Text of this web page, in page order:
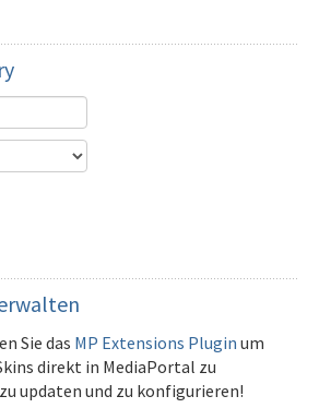
Sie das MP Extensions Plugin um
direkt in MediaPortal zu
updaten und zu konfigurieren!